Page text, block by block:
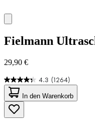
Fielmann
29,90 €
4.3 (1264)
4.3
von
5
Sternen.
1264
In den Warenkorb